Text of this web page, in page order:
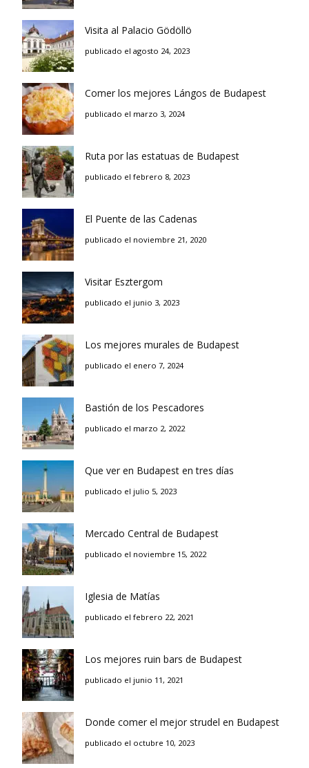
Visita al Palacio Gödöllö
publicado el agosto 24, 2023
Comer los mejores Lángos de Budapest
publicado el marzo 3, 2024
Ruta por las estatuas de Budapest
publicado el febrero 8, 2023
El Puente de las Cadenas
publicado el noviembre 21, 2020
Visitar Esztergom
publicado el junio 3, 2023
Los mejores murales de Budapest
publicado el enero 7, 2024
Bastión de los Pescadores
publicado el marzo 2, 2022
Que ver en Budapest en tres días
publicado el julio 5, 2023
Mercado Central de Budapest
publicado el noviembre 15, 2022
Iglesia de Matías
publicado el febrero 22, 2021
Los mejores ruin bars de Budapest
publicado el junio 11, 2021
Donde comer el mejor strudel en Budapest
publicado el octubre 10, 2023